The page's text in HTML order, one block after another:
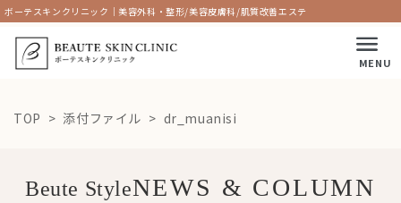
ボーテスキンクリニック｜美容外科・整形/美容皮膚科/肌質改善エステ
MENU
TOP 添付ファイル dr_muanisi
Beute Style